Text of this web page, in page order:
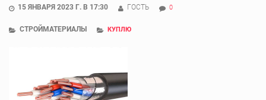
15 ЯНВАРЯ 2023 Г. В 17:30 ГОСТЬ 0
СТРОЙМАТЕРИАЛЫ КУПЛЮ